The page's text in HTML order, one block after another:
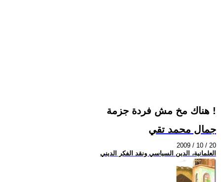
هناك مخ مش فردة جزمة !
جمال محمد تقي
2009 / 10 / 20
العلمانية، الدين السياسي ونقد الفكر الديني